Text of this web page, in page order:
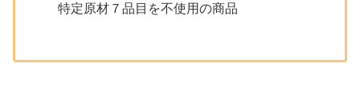
特定原材７品目を不使用の商品